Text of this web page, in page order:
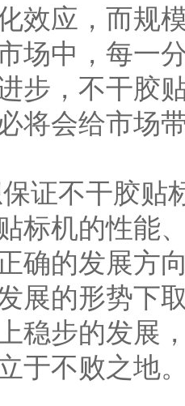
效应，而规
场中，每一
步，不干胶
将会给市场
不干胶贴标
标机的性能
确的发展方
展的形势下
稳步的发展
于不败之地